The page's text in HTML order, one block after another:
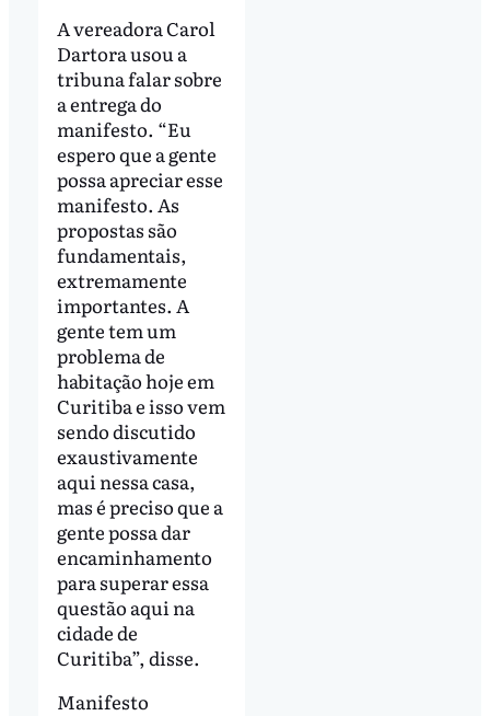
A vereadora Carol
Dartora usou a
tribuna falar sobre
a entrega do
manifesto. “Eu
espero que a gente
possa apreciar esse
manifesto. As
propostas são
fundamentais,
extremamente
importantes. A
gente tem um
problema de
habitação hoje em
Curitiba e isso vem
sendo discutido
exaustivamente
aqui nessa casa,
mas é preciso que a
gente possa dar
encaminhamento
para superar essa
questão aqui na
cidade de
Curitiba”, disse.
Manifesto